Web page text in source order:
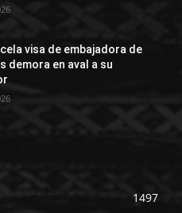
visa de embajadora de
demora en aval a su
1497